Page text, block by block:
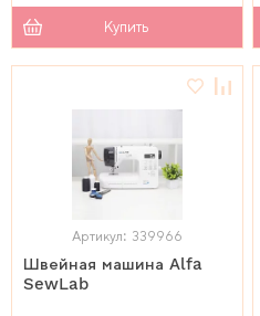
Купить
Артикул: 339966
Швейная машина Alfa
SewLab